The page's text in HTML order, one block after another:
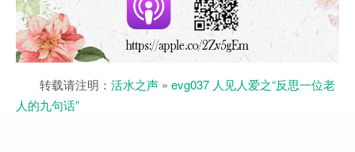
转载请注明： 活水之声 » evg037 人见人爱之“反思一位老
人的九句话”